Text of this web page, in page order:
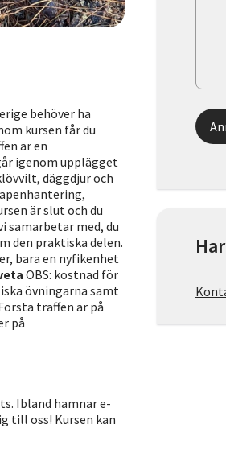
behöver ha
kursen får du
är en
igenom upplägget
däggdjur och
är slut och du
samarbetar med, du
den praktiska delen.
bara en nyfikenhet
OBS: kostnad för
övningarna samt
träffen är på
på
Ibland hamnar e-
till oss! Kursen kan